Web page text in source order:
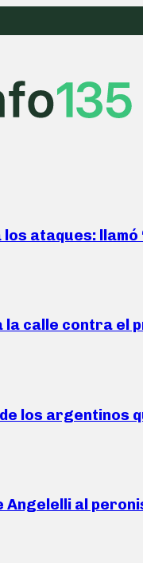
los ataques:
la calle contra el
de los argentinos
Angelelli al